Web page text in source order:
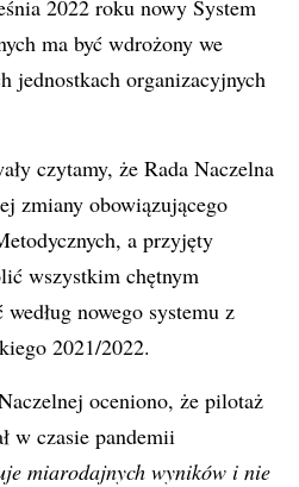
2022 roku nowy System
ma być wdrożony we
jednostkach organizacyjnych
czytamy, że Rada Naczelna
zmiany obowiązującego
a przyjęty
wszystkim chętnym
nowego systemu z
2021/2022.
oceniono, że pilotaż
w czasie pandemii
miarodajnych wyników i nie